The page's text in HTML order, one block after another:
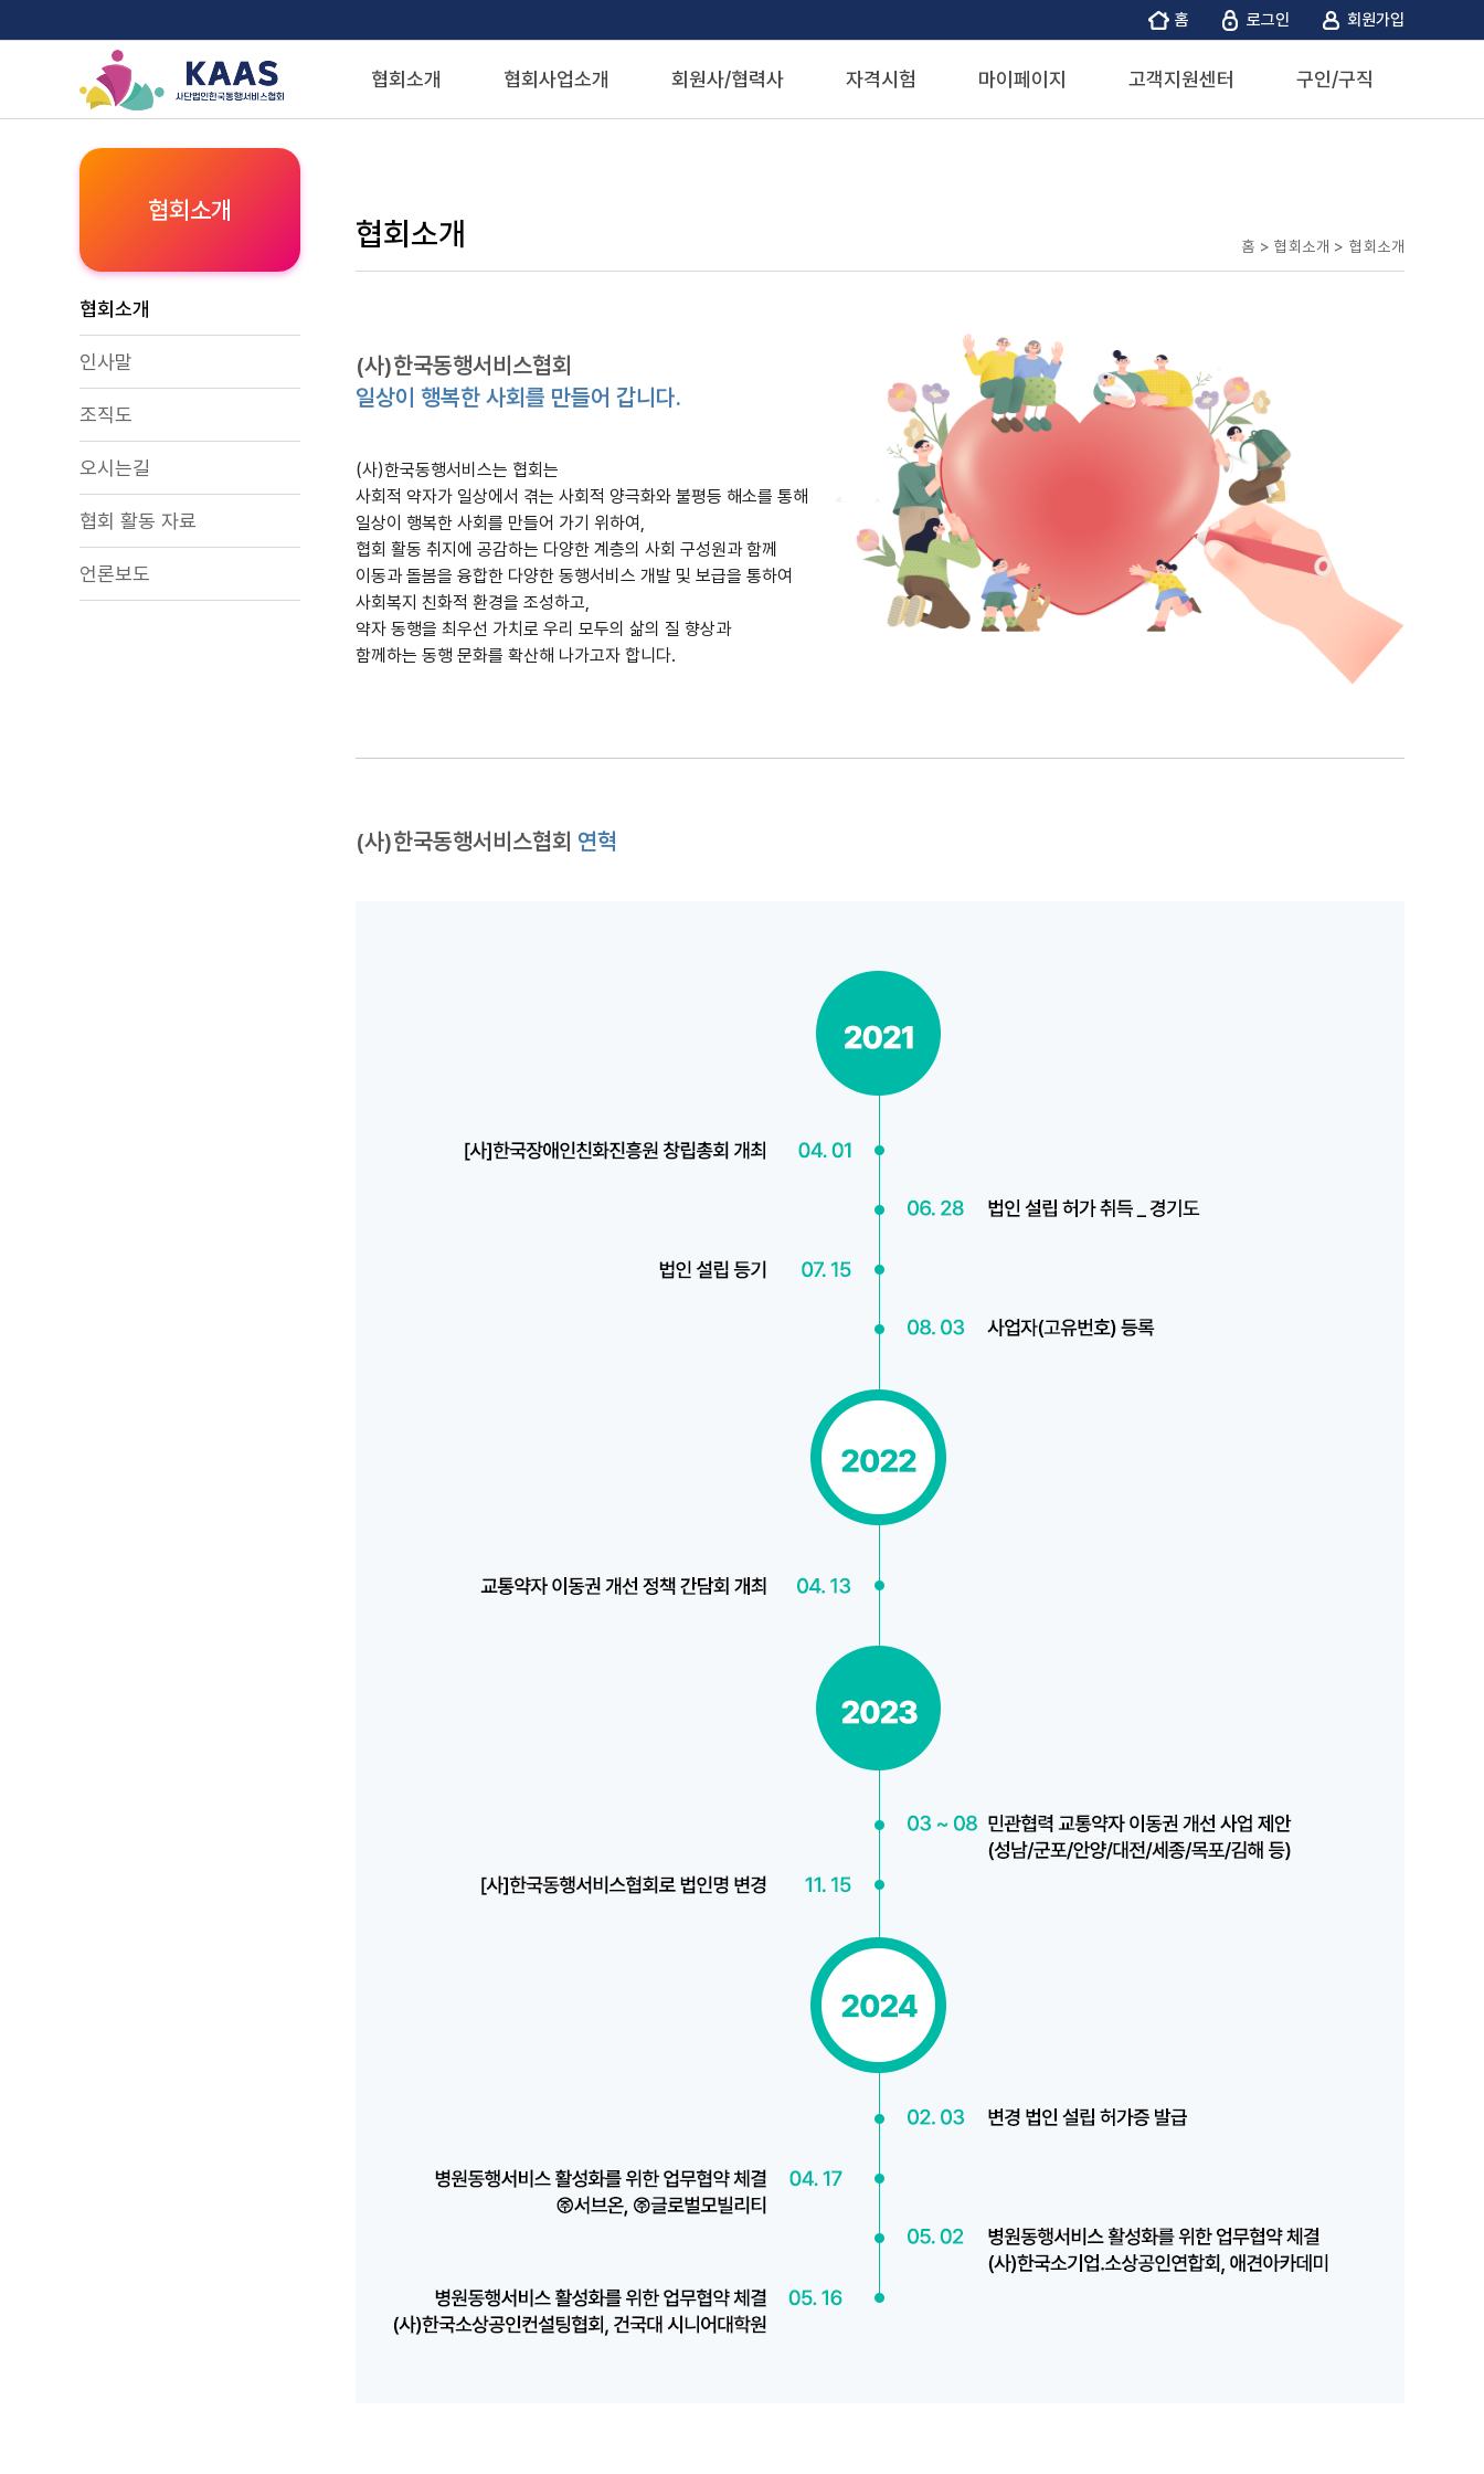
홈 로그인 회원가입
협회소개 협회사업소개 회원사/협력사 자격시험 마이페이지 고객지원센터 구인/구직
협회소개
협회소개
인사말
조직도
오시는길
협회 활동 자료
언론보도
협회소개 홈 > 협회소개 >협회소개
(사)한국동행서비스협회
일상이 행복한 사회를 만들어 갑니다.
(사)한국동행서비스는 협회는
사회적 약자가 일상에서 겪는 사회적 양극화와 불평등 해소를 통해
일상이 행복한 사회를 만들어 가기 위하여,
협회 활동 취지에 공감하는 다양한 계층의 사회 구성원과 함께
이동과 돌봄을 융합한 다양한 동행서비스 개발 및 보급을 통하여
사회복지 친화적 환경을 조성하고,
약자 동행을 최우선 가치로 우리 모두의 삶의 질 향상과
함께하는 동행 문화를 확산해 나가고자 합니다.
(사)한국동행서비스협회 연혁